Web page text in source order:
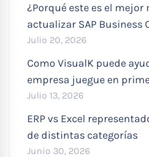
¿Porqué este es el
actualizar SAP Business
Julio 20, 2026
Como VisualK puede
empresa juegue en
Julio 13, 2026
ERP vs Excel
de distintas categorías
Junio 30, 2026